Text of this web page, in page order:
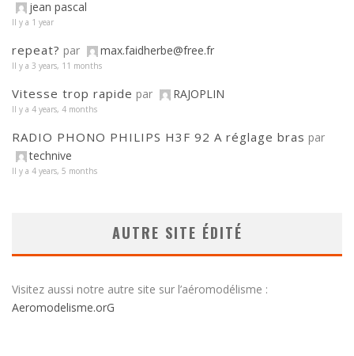
jean pascal
Il y a 1 year
repeat? par max.faidherbe@free.fr
Il y a 3 years, 11 months
Vitesse trop rapide par RAJOPLIN
Il y a 4 years, 4 months
RADIO PHONO PHILIPS H3F 92 A réglage bras par
technive
Il y a 4 years, 5 months
AUTRE SITE ÉDITÉ
Visitez aussi notre autre site sur l’aéromodélisme :
Aeromodelisme.orG